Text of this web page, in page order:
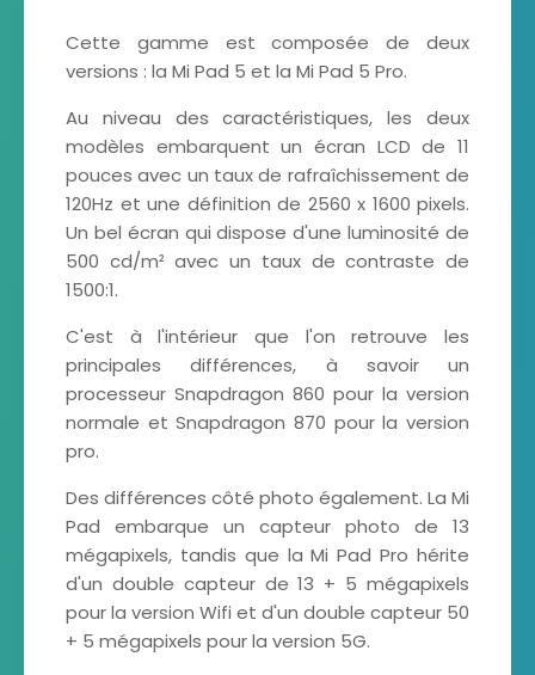
Cette gamme est composée de deux
versions : la Mi Pad 5 et la Mi Pad 5 Pro.
Au niveau des caractéristiques, les deux
modèles embarquent un écran LCD de 11
pouces avec un taux de rafraîchissement de
120Hz et une définition de 2560 x 1600 pixels.
Un bel écran qui dispose d'une luminosité de
500 cd/m² avec un taux de contraste de
1500:1.
C'est à l'intérieur que l'on retrouve les
principales différences, à savoir un
processeur Snapdragon 860 pour la version
normale et Snapdragon 870 pour la version
pro.
Des différences côté photo également. La Mi
Pad embarque un capteur photo de 13
mégapixels, tandis que la Mi Pad Pro hérite
d'un double capteur de 13 + 5 mégapixels
pour la version Wifi et d'un double capteur 50
+ 5 mégapixels pour la version 5G.